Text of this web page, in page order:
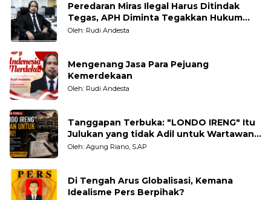
Peredaran Miras Ilegal Harus Ditindak
Tegas, APH Diminta Tegakkan Hukum
Tanpa Pandang Bulu
Oleh: Rudi Andesta
Mengenang Jasa Para Pejuang
Kemerdekaan
Oleh: Rudi Andesta
Tanggapan Terbuka: "LONDO IRENG" Itu
Julukan yang tidak Adil untuk Wartawan,
Pengamat dan LSM
Oleh: Agung Riano, S.AP
Di Tengah Arus Globalisasi, Kemana
Idealisme Pers Berpihak?